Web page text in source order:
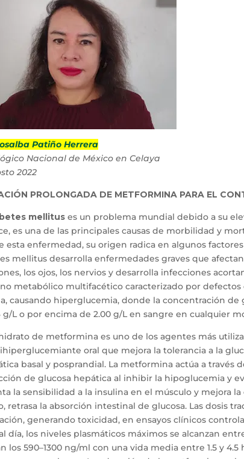
Patiño Herrera
Nacional de México en Celaya
2022
PROLONGADA DE METFORMINA PARA EL
mellitus es un problema mundial debido a su
es una de las principales causas de morbilidad y
esta enfermedad, su origen radica en algunos
mellitus desarrolla enfermedades graves que
los ojos, los nervios y desarrolla infecciones
metabólico multifacético caracterizado por
causando hiperglucemia, donde la concentración de
g/L o por encima de 2.00 g/L en sangre en cualquier
de metformina es uno de los agentes más
oral que mejora la tolerancia a la
basal y posprandial. La metformina actúa a través
de glucosa hepática al inhibir la hipoglucemia y
la sensibilidad a la insulina en el músculo y mejora
retrasa la absorción intestinal de glucosa. Las dosis
generando toxicidad, en ensayos clínicos
día, los niveles plasmáticos máximos se alcanzan
los 590–1300 ng/ml con una vida media entre 1.5 y